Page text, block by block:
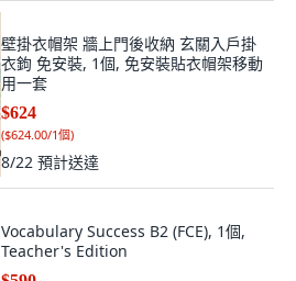
壁掛衣帽架 牆上門後收納 玄關入戶掛
衣鉤 免安裝, 1個, 免安裝貼衣帽架移動
用一套
$624
($624.00/1個)
8/22 預計送達
Vocabulary Success B2 (FCE), 1個,
Teacher's Edition